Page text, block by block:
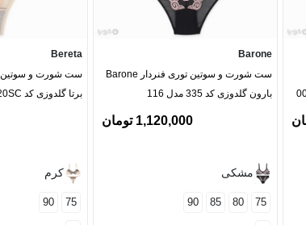
Barone
ست شورت و سوتین توری فنردار Barone
بارون گلدوزی کد 335 مدل 116
1,120,000 تومان
مشکی
75
80
85
90
Bereta
برتا گلدوزی کد 2020SC
کرم
75
90